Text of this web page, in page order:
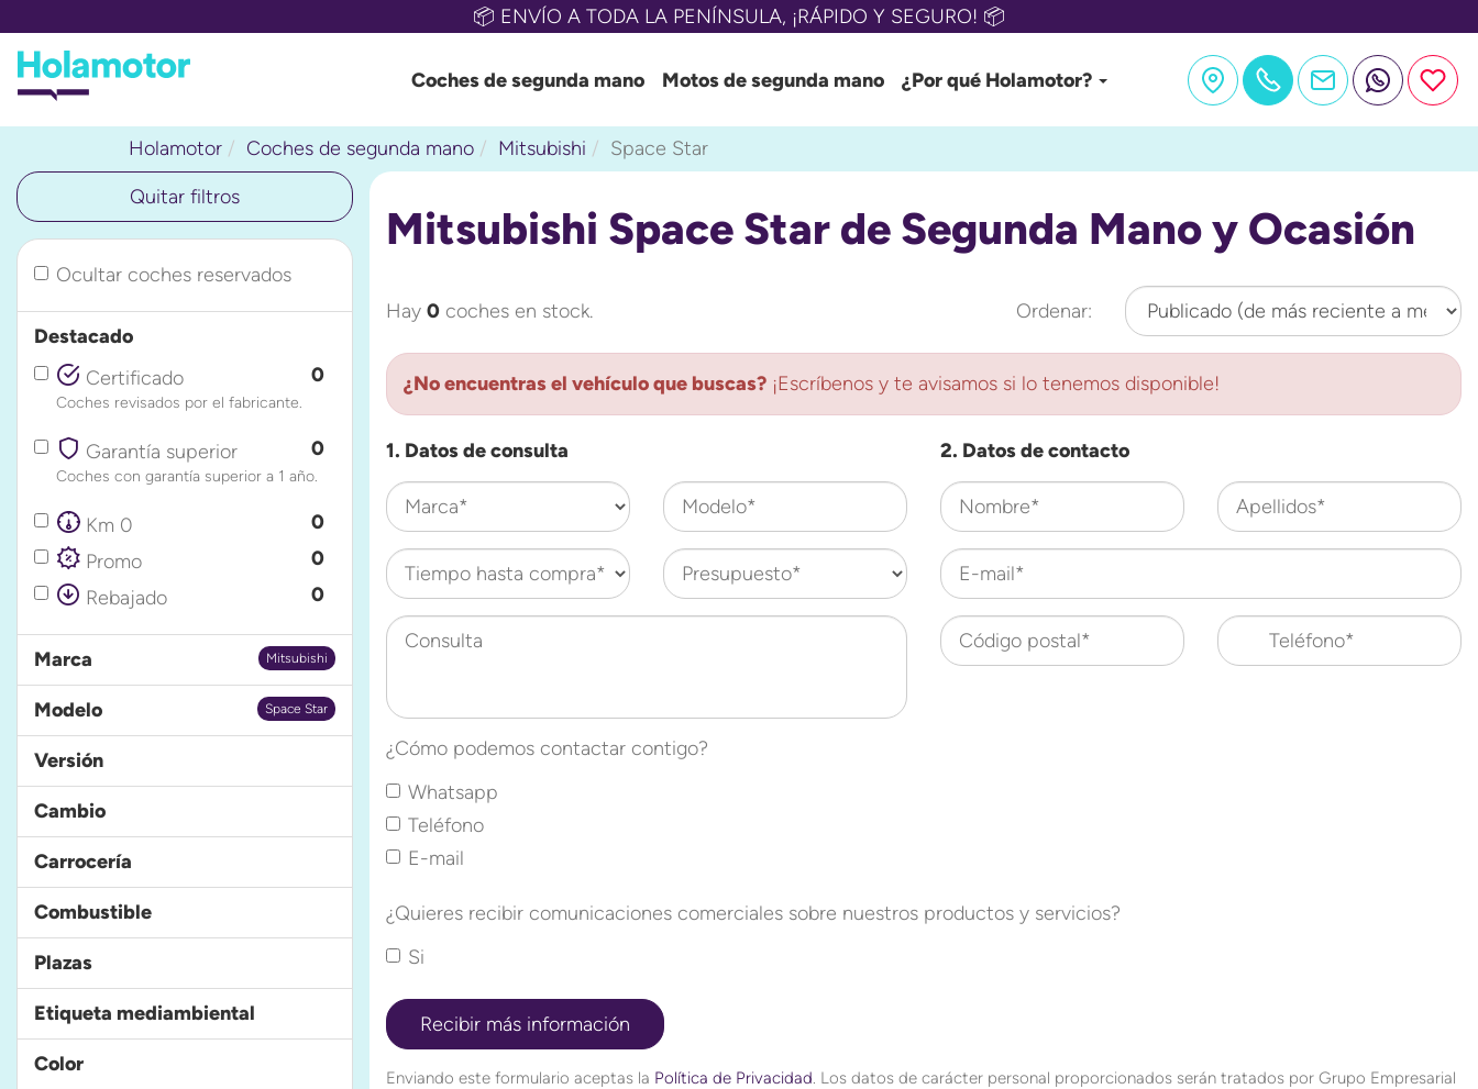
📦 ENVÍO A TODA LA PENÍNSULA, ¡RÁPIDO Y SEGURO! 📦
Coches de segunda mano Motos de segunda mano ¿Por qué Holamotor?
Holamotor Coches de segunda mano Mitsubishi Space Star
Mitsubishi Space Star de Segunda Mano y Ocasión
Hay 0 coches en stock. Ordenar:
¿No encuentras el vehículo que buscas? ¡Escríbenos y te avisamos si lo tenemos disponible!
1. Datos de consulta
Marca* Modelo*
Tiempo hasta compra* Presupuesto*
Consulta
2. Datos de contacto
Nombre* Apellidos*
E-mail*
Código postal* Teléfono*
¿Cómo podemos contactar contigo?
Whatsapp
Teléfono
E-mail
¿Quieres recibir comunicaciones comerciales sobre nuestros productos y servicios?
Si
Enviando este formulario aceptas la Política de Privacidad. Los datos de carácter personal proporcionados serán tratados por Grupo Empresarial
Quitar filtros
Ocultar coches reservados
Destacado
Certificado
0
Coches revisados por el fabricante.
Garantía superior 0
Coches con garantía superior a 1 año.
Km 0
0
Promo
0
Rebajado
0
Mitsubishi
Marca
Space Star
Modelo
Versión
Cambio
Carrocería
Combustible
Plazas
Etiqueta mediambiental
Color